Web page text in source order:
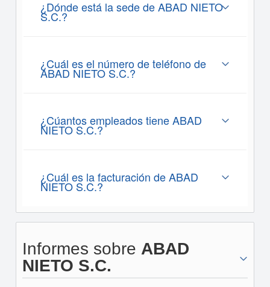
¿Dónde está la sede de ABAD NIETO
S.C.?
¿Cuál es el número de teléfono de
ABAD NIETO S.C.?
¿Cúantos empleados tiene ABAD
NIETO S.C.?
¿Cuál es la facturación de ABAD
NIETO S.C.?
Informes sobre ABAD
NIETO S.C.